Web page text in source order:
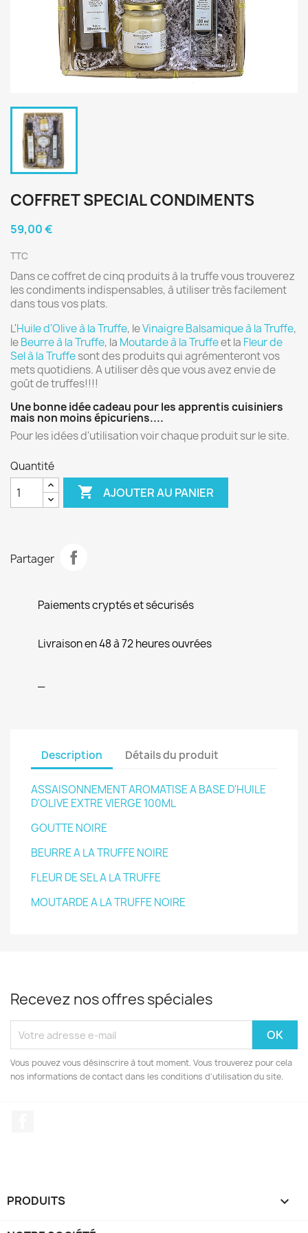
COFFRET SPECIAL CONDIMENTS
59,00 €
TTC
Dans ce coffret de cinq produits à la truffe vous trouverez
les condiments indispensables, à utiliser très facilement
dans tous vos plats.
L'Huile d'Olive à la Truffe, leVinaigre Balsamique à la Truffe,
leBeurre à la Truffe, la Moutarde à la Truffeet la Fleur de
Sel à la Truffesont des produits qui agrémenteront vos
mets quotidiens. A utiliser dès que vous avez envie de
goût de truffes!!!!
Une bonne idée cadeau pour les apprentis cuisiniers
mais non moins épicuriens....
Pour les idées d'utilisation voir chaque produit sur le site.
Quantité
 AJOUTER AU PANIER
Partager
Paiements cryptés et sécurisés
Livraison en 48 à 72 heures ouvrées
Description Détails du produit
ASSAISONNEMENT AROMATISE A BASE D'HUILE
D'OLIVE EXTRE VIERGE 100ML
GOUTTE NOIRE
BEURRE A LA TRUFFE NOIRE
FLEUR DE SEL A LA TRUFFE
MOUTARDE A LA TRUFFE NOIRE
Recevez nos offres spéciales
Vous pouvez vous désinscrire à tout moment. Vous trouverez pour cela
nos informations de contact dans les conditions d'utilisation du site.
PRODUITS 